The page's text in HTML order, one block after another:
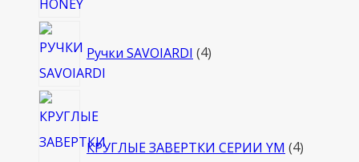
Ручки SAVOIARDI 4товара
КРУГЛЫЕ ЗАВЕРТКИ СЕРИИ YM 4